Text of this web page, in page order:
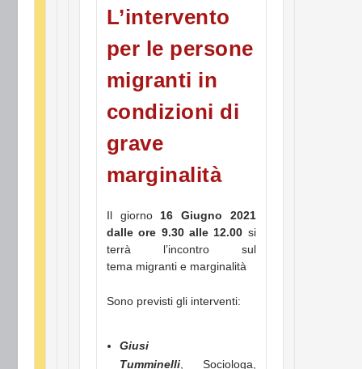
L’intervento
per le persone
migranti in
condizioni di
grave
marginalità
Il giorno 16 Giugno 2021
dalle ore 9.30 alle 12.00 si
terrà l’incontro sul
tema migranti e marginalità
Sono previsti gli interventi:
Giusi
Tumminelli, Sociologa,